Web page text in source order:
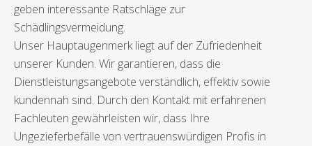
geben interessante Ratschläge zur
Schädlingsvermeidung.
Unser Hauptaugenmerk liegt auf der Zufriedenheit
unserer Kunden. Wir garantieren, dass die
Dienstleistungsangebote verständlich, effektiv sowie
kundennah sind. Durch den Kontakt mit erfahrenen
Fachleuten gewährleisten wir, dass Ihre
Ungezieferbefälle von vertrauenswürdigen Profis in